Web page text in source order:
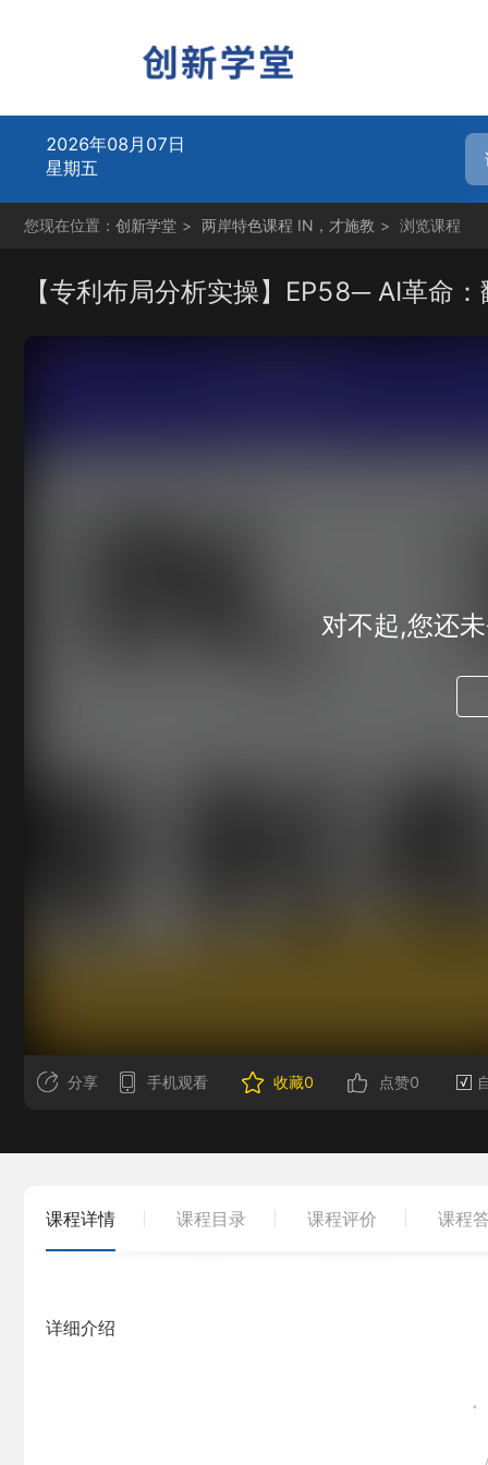
2026年08月07日
星期五
您现在位置： 创新学堂 > 两岸特色课程 IN，才施教 > 浏览课程
【专利布局分析实操】EP58─ AI革命
对不起,您还
分享 手机观看 收藏0 点赞0 √
课程详情 课程目录 课程评价 课程
详细介绍